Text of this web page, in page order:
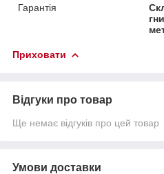
Гарантія
Приховати
Відгуки про товар
Ще немає відгуків про цей товар
Умови доставки